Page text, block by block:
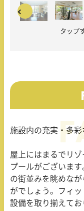
タップ
施設内の充実・多彩
屋上にはまるでリ
プールがございま
の街並みを眺めな
がでしょう。フィ
設備を取り揃えてお